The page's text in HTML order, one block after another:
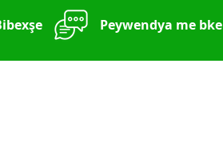
Peywendya me bke